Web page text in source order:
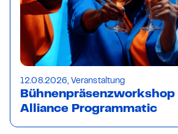
12.08.2026, Veranstaltung
Bühnenpräsenzworkshop
Alliance Programmatic